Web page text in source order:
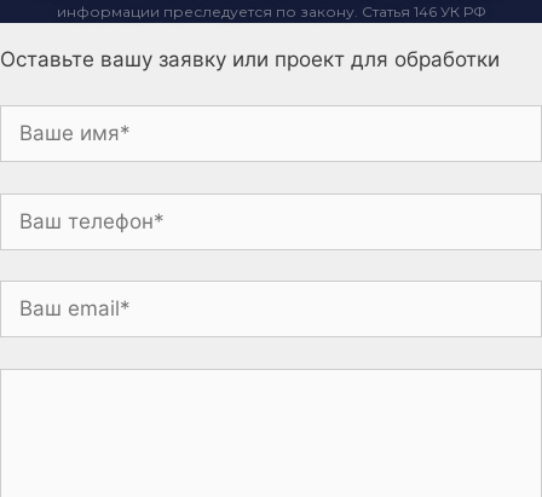
информации преследуется по закону. Статья 146 УК РФ
Оставьте вашу заявку или проект для обработки